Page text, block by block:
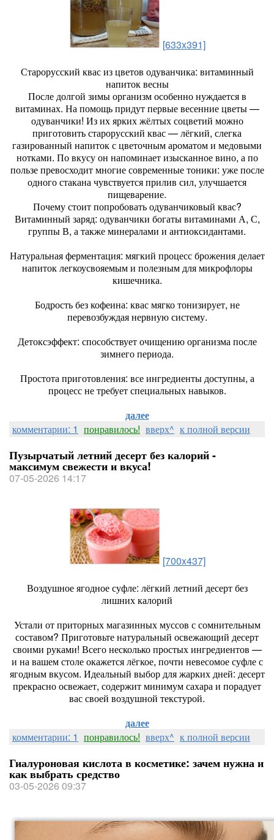
[633x391]
Старорусский квас из цветов одуванчика: витаминный
напиток весны
После долгой зимы организм особенно нуждается в
витаминах. На помощь придут первые весенние цветы —
одуванчики! Из их ярких жёлтых соцветий можно
приготовить старорусский квас — лёгкий, слегка
газированный напиток с цветочным ароматом и медовыми
нотками. По вкусу он напоминает изысканное вино, а по
пользе превосходит многие современные тоники: уже после
одного стакана чувствуется прилив сил, улучшается
пищеварение.
Почему стоит попробовать одуванчиковый квас?
Витаминный заряд: одуванчики богаты витаминами А, С,
группы В, а также минералами и антиоксидантами.
Натуральная ферментация: мягкий процесс брожения делает
напиток легкоусвояемым и полезным для микрофлоры
кишечника.
Бодрость без кофеина: квас мягко тонизирует, не
перевозбуждая нервную систему.
Детоксэффект: способствует очищению организма после
зимнего периода.
Простота приготовления: все ингредиенты доступны, а
процесс не требует специальных навыков.
далее
комментарии: 1 понравилось! вверх^ к полной версии
Пузырчатый летний десерт без калорий -
максимум свежести и вкуса!
07-05-2026 14:17
[700x437]
Воздушное ягодное суфле: лёгкий летний десерт без
лишних калорий
Устали от приторных магазинных муссов с сомнительным
составом? Приготовьте натуральный освежающий десерт
своими руками! Всего несколько простых ингредиентов —
и на вашем столе окажется лёгкое, почти невесомое суфле с
ягодным вкусом. Идеальный выбор для жарких дней: десерт
прекрасно освежает, содержит минимум сахара и порадует
вас своей воздушной текстурой.
далее
комментарии: 1 понравилось! вверх^ к полной версии
Гиалуроновая кислота в косметике: зачем нужна и
как выбрать средство
03-05-2026 09:37